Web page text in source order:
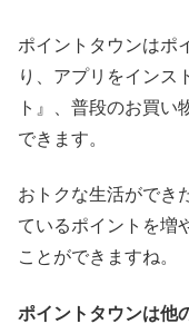
ポイントタウンはポ
り、アプリをインス
ト』、普段のお買い
できます。
おトクな生活ができ
ているポイントを増
ことができますね。
ポイントタウンは他